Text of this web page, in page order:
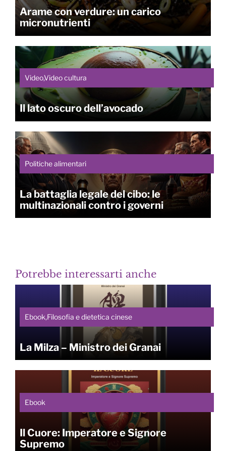
Arame con verdure: un carico
micronutrienti
Video,Video cultura
Il lato oscuro dell’avocado
Politiche alimentari
La battaglia legale del cibo: le
multinazionali contro i governi
Potrebbe interessarti anche
Ebook,Filosofia e dietetica cinese
La Milza – Ministro dei Granai
Ebook
Il Cuore: Imperatore e Signore
Supremo